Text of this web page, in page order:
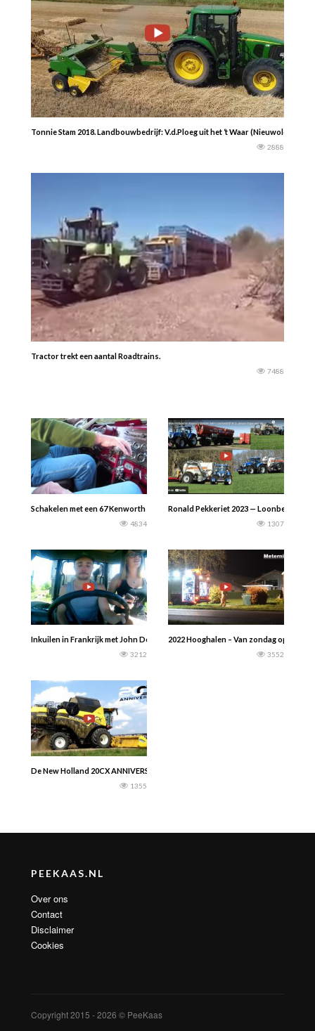
Tonnie Stam 2018. Landbouwbedrijf: V.d.Ploeg uit het ‘t Waar (Nieuwolda)
2888
Tractor trekt een aantal Roadtrains.
7488
Schakelen met een 67 Kenworth 318 Detroit
4834
Ronald Pekkeriet 2023 — Loonbedrijf
1307
Inkuilen in Frankrijk met John Deere en Massey Ferguson
3212
2022 Hooghalen – Van zondag op
3552
De New Holland 20CX ANNIVERSARY aan het werk in Italië — Gabry982
1355
PEEKAAS.NL
Over ons
Contact
Disclaimer
Cookies
Copyright 2015 - 2026 © PeeKaas